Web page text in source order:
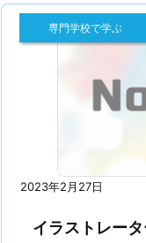
2023年2月27日
専門学校で学ぶ
イラストレー